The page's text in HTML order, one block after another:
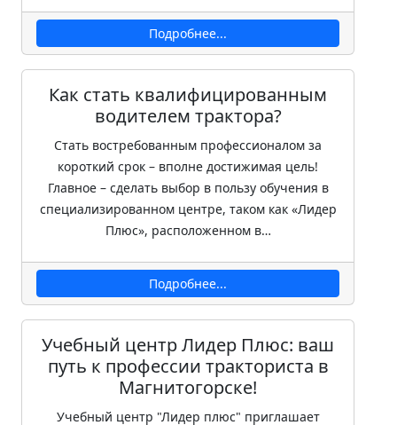
Подробнее...
Как стать квалифицированным
водителем трактора?
Стать востребованным профессионалом за
короткий срок – вполне достижимая цель!
Главное – сделать выбор в пользу обучения в
специализированном центре, таком как «Лидер
Плюс», расположенном в…
Подробнее...
Учебный центр Лидер Плюс: ваш
путь к профессии тракториста в
Магнитогорске!
Учебный центр "Лидер плюс" приглашает